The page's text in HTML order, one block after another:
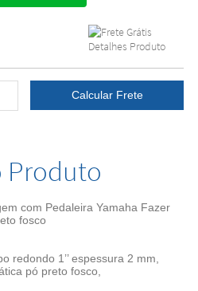
Produto
com Pedaleira Yamaha Fazer
fosco
redondo 1’’ espessura 2 mm,
pó preto fosco,